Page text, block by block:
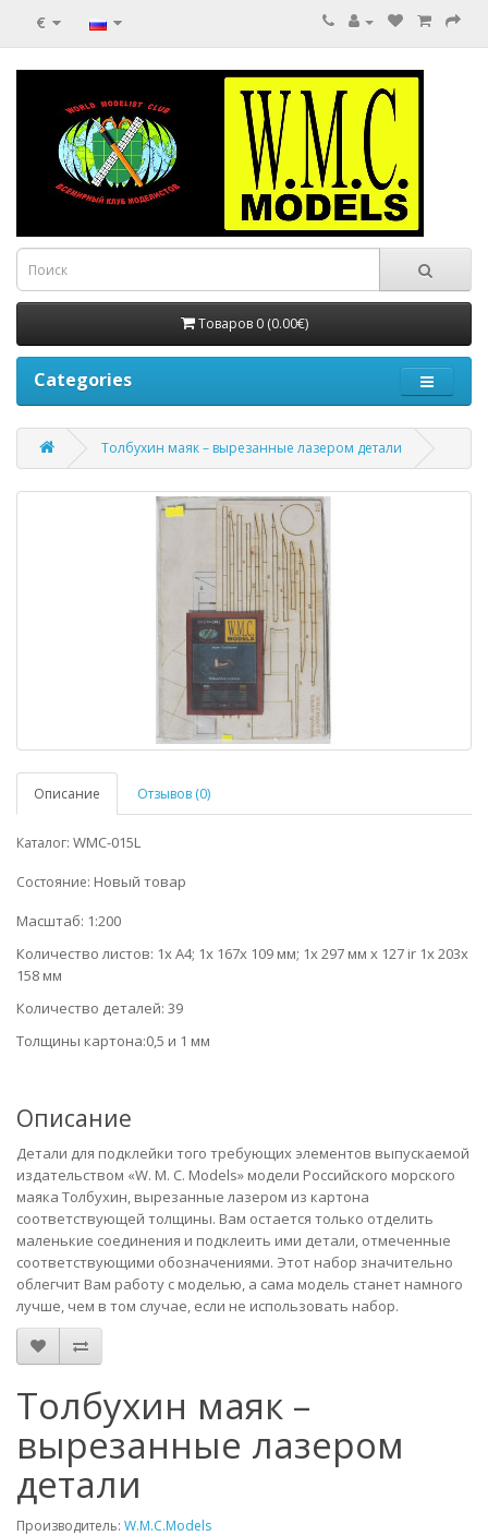
€
Товаров 0 (0.00€)
Categories
Толбухин маяк – вырезанные лазером детали
Описание Отзывов (0)
Каталог: WMC-015L
Состояние: Новый товар
Масштаб: 1:200
Количество листов: 1x A4; 1x 167x 109 мм; 1x 297 мм x 127 ir 1x 203x
158 мм
Количество деталей: 39
Толщины картона:0,5 и 1 мм
Описание
Детали для подклейки того требующих элементов выпускаемой
издательством «W. M. C. Models» модели Российского морского
маяка Толбухин, вырезанные лазером из картона
соответствующей толщины. Вам остается только отделить
маленькие соединения и подклеить ими детали, отмеченные
соответствующими обозначениями. Этот набор значительно
облегчит Вам работу с моделью, а сама модель станет намного
лучше, чем в том случае, если не использовать набор.
Толбухин маяк –
вырезанные лазером
детали
Производитель: W.M.C.Models